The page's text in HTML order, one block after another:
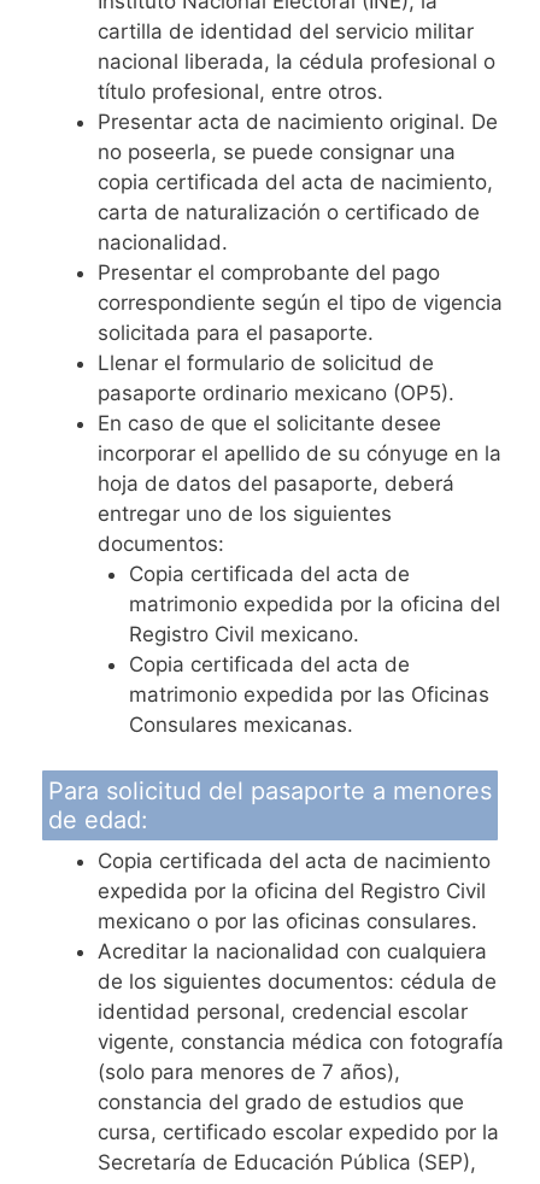
cartilla de identidad del servicio militar
nacional liberada, la cédula profesional o
título profesional, entre otros.
Presentar acta de nacimiento original. De
no poseerla, se puede consignar una
copia certificada del acta de nacimiento,
carta de naturalización o certificado de
nacionalidad.
Presentar el comprobante del pago
correspondiente según el tipo de vigencia
solicitada para el pasaporte.
Llenar el formulario de solicitud de
pasaporte ordinario mexicano (OP5).
En caso de que el solicitante desee
incorporar el apellido de su cónyuge en la
hoja de datos del pasaporte, deberá
entregar uno de los siguientes
documentos:
Copia certificada del acta de
matrimonio expedida por la oficina del
Registro Civil mexicano.
Copia certificada del acta de
matrimonio expedida por las Oficinas
Consulares mexicanas.
Para solicitud del pasaporte a menores
de edad:
Copia certificada del acta de nacimiento
expedida por la oficina del Registro Civil
mexicano o por las oficinas consulares.
Acreditar la nacionalidad con cualquiera
de los siguientes documentos: cédula de
identidad personal, credencial escolar
vigente, constancia médica con fotografía
(solo para menores de 7 años),
constancia del grado de estudios que
cursa, certificado escolar expedido por la
Secretaría de Educación Pública (SEP),